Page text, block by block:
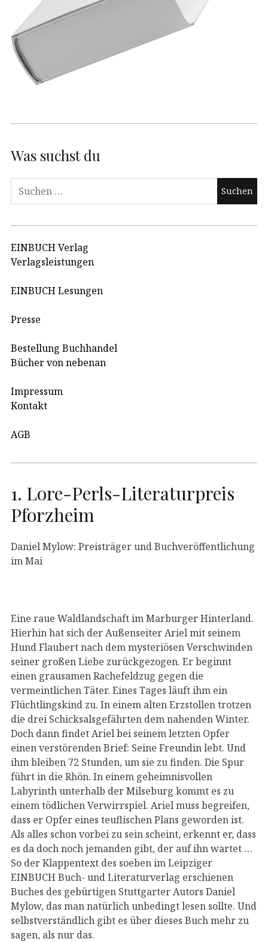
Was suchst du
Suchen
EINBUCH Verlag
Verlagsleistungen
EINBUCH Lesungen
Presse
Bestellung Buchhandel
Bücher von nebenan
Impressum
Kontakt
AGB
1. Lore-Perls-Literaturpreis
Pforzheim
Daniel Mylow: Preisträger und Buchveröffentlichung
im Mai
Eine raue Waldlandschaft im Marburger Hinterland.
Hierhin hat sich der Außenseiter Ariel mit seinem
Hund Flaubert nach dem mysteriösen Verschwinden
seiner großen Liebe zurückgezogen. Er beginnt
einen grausamen Rachefeldzug gegen die
vermeintlichen Täter. Eines Tages läuft ihm ein
Flüchtlingskind zu. In einem alten Erzstollen trotzen
die drei Schicksalsgefährten dem nahenden Winter.
Doch dann findet Ariel bei seinem letzten Opfer
einen verstörenden Brief: Seine Freundin lebt. Und
ihm bleiben 72 Stunden, um sie zu finden. Die Spur
führt in die Rhön. In einem geheimnisvollen
Labyrinth unterhalb der Milseburg kommt es zu
einem tödlichen Verwirrspiel. Ariel muss begreifen,
dass er Opfer eines teuflischen Plans geworden ist.
Als alles schon vorbei zu sein scheint, erkennt er, dass
es da doch noch jemanden gibt, der auf ihn wartet …
So der Klappentext des soeben im Leipziger
EINBUCH Buch- und Literaturverlag erschienen
Buches des gebürtigen Stuttgarter Autors Daniel
Mylow, das man natürlich unbedingt lesen sollte. Und
selbstverständlich gibt es über dieses Buch mehr zu
sagen, als nur das.